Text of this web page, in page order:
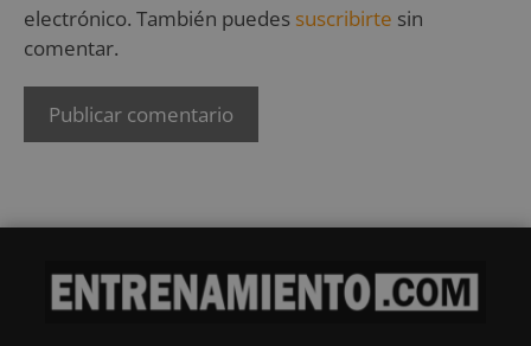
electrónico. También puedes suscribirte sin
comentar.